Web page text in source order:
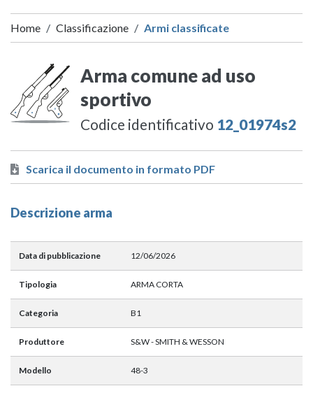
Home Classificazione Armi classificate
Arma comune ad uso
sportivo
Codice identificativo 12_01974s2
Scarica il documento in formato PDF
Descrizione arma
Data di pubblicazione 12/06/2026
Tipologia ARMA CORTA
Categoria B1
Produttore S&W - SMITH & WESSON
Modello 48-3